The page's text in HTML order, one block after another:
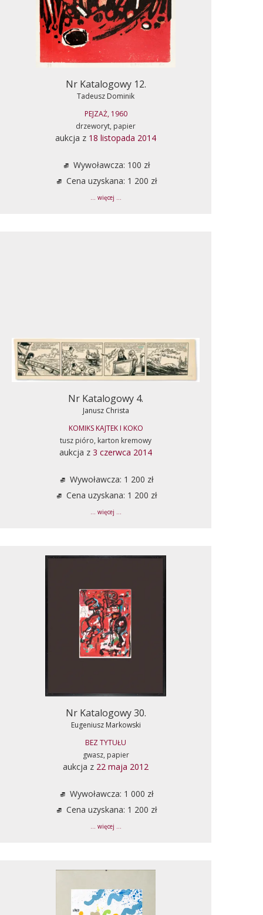
Nr Katalogowy 12.
Tadeusz Dominik
PEJZAŻ, 1960
drzeworyt, papier
aukcja z 18 listopada 2014
Wywoławcza: 100 zł
Cena uzyskana: 1 200 zł
... więcej ...
Nr Katalogowy 4.
Janusz Christa
KOMIKS KAJTEK I KOKO
tusz pióro, karton kremowy
aukcja z 3 czerwca 2014
Wywoławcza: 1 200 zł
Cena uzyskana: 1 200 zł
... więcej ...
Nr Katalogowy 30.
Eugeniusz Markowski
BEZ TYTUŁU
gwasz, papier
aukcja z 22 maja 2012
Wywoławcza: 1 000 zł
Cena uzyskana: 1 200 zł
... więcej ...